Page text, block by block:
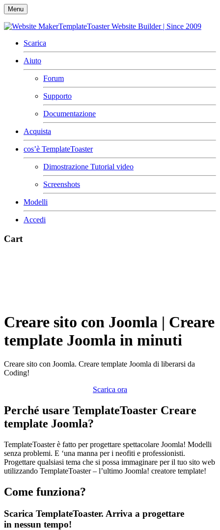
Menu
TemplateToaster Website Builder | Since 2009
Scarica
Aiuto
Forum
Supporto
Documentazione
Acquista
cos’è TemplateToaster
Dimostrazione Tutorial video
Screenshots
Modelli
Accedi
Cart
Creare sito con Joomla | Creare
template Joomla in minuti
Creare sito con Joomla. Creare template Joomla di liberarsi da
Coding!
Scarica ora
Perché usare TemplateToaster Creare
template Joomla?
TemplateToaster è fatto per progettare spettacolare Joomla! Modelli
senza problemi. E ‘una manna per i neofiti e professionisti.
Progettare qualsiasi tema che si possa immaginare per il tuo sito web
utilizzando TemplateToaster – l’ultimo Joomla! creatore template!
Come funziona?
Scarica TemplateToaster. Arriva a progettare
in nessun tempo!